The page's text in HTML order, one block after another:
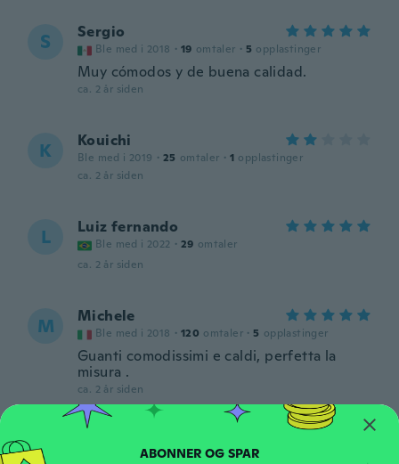
S Sergio
Ble med i 2018 · 19 omtaler · 5 opplastinger
Muy cómodos y de buena calidad.
ca. 2 år siden
K Kouichi
Ble med i 2019 · 25 omtaler · 1 opplastinger
ca. 2 år siden
L Luiz fernando
Ble med i 2022 · 29 omtaler
ca. 2 år siden
M Michele
Ble med i 2018 · 120 omtaler · 5 opplastinger
Guanti comodissimi e caldi, perfetta la
misura .
ca. 2 år siden
M Ble med i 2017 · 1036 omtaler · 734